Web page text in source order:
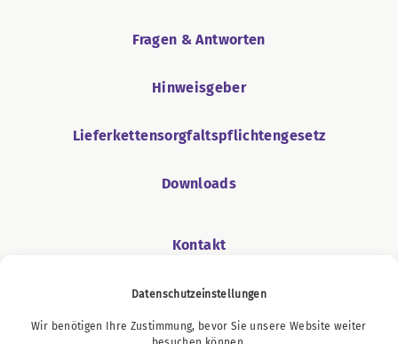
Datenschutzeinstellungen
Wir benötigen Ihre Zustimmung, bevor Sie unsere Website weiter
Fragen & Antworten
Hinweisgeber
Lieferkettensorgfaltspflichtengesetz
Downloads
Kontakt
Podcast